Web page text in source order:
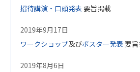
招待講演・口頭発表 要旨掲載
2019年9月17日
ワークショップ及びポスター発表 要
2019年8月6日